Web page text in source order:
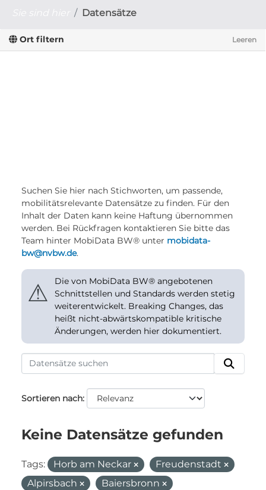
Datensätze
Ort filtern Leeren
Suchen Sie hier nach Stichworten, um passende,
mobilitätsrelevante Datensätze zu finden. Für den
Inhalt der Daten kann keine Haftung übernommen
werden. Bei Rückfragen kontaktieren Sie bitte das
Team hinter MobiData BW® unter mobidata-
bw@nvbw.de.
⚠
Die von MobiData BW® angebotenen
Schnittstellen und Standards werden stetig
weiterentwickelt. Breaking Changes, das
heißt nicht-abwärtskompatible kritische
Änderungen, werden hier dokumentiert.
Sortieren nach
Keine Datensätze gefunden
Tags: Horb am Neckar
Freudenstadt
Alpirsbach
Baiersbronn